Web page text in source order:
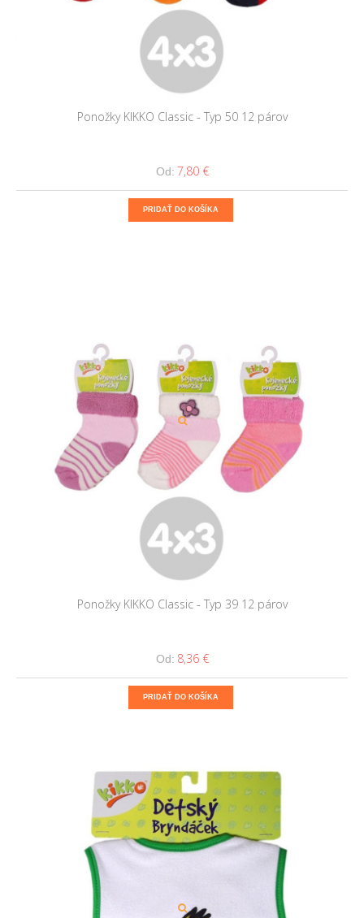
Ponožky KIKKO Classic - Typ 50 12 párov
Od: 7,80 €
PRIDAŤ DO KOŠÍKA
Ponožky KIKKO Classic - Typ 39 12 párov
Od: 8,36 €
PRIDAŤ DO KOŠÍKA